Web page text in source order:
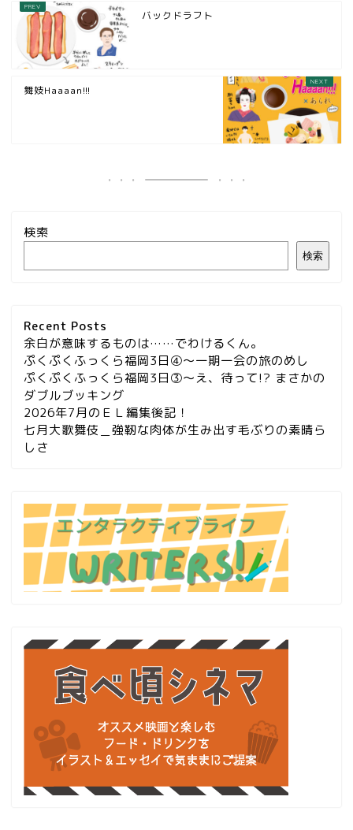
バックドラフト
舞妓Haaaan!!!
検索
検索
Recent Posts
余白が意味するものは……でわけるくん。
ぷくぷくふっくら福岡3日④～一期一会の旅のめし
ぷくぷくふっくら福岡3日③～え、待って!? まさかの
ダブルブッキング
2026年7月のＥＬ編集後記！
七月大歌舞伎＿強靭な肉体が生み出す毛ぶりの素晴ら
しさ